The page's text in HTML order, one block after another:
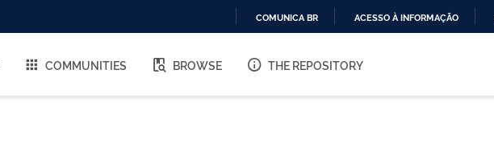
O
COMUNICA BR ACESSO À INFORMAÇÃO
COMMUNITIES BROWSE THE REPOSITORY